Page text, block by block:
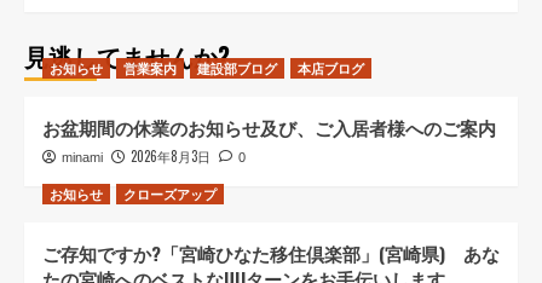
見逃してませんか?
お知らせ 営業案内 建設部ブログ 本店ブログ
お盆期間の休業のお知らせ及び、ご入居者様へのご案内
minami 2026年8月3日 0
お知らせ クローズアップ
ご存知ですか?「宮崎ひなた移住倶楽部」(宮崎県) あな